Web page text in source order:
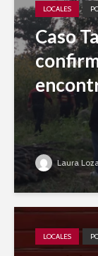
LOCALES
Caso
Laura
LOCALES